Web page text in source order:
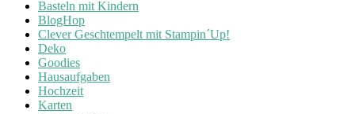
Basteln mit Kindern
BlogHop
Clever Geschtempelt mit Stampin´Up!
Deko
Goodies
Hausaufgaben
Hochzeit
Karten